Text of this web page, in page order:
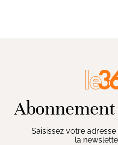
Saisissez votre
la